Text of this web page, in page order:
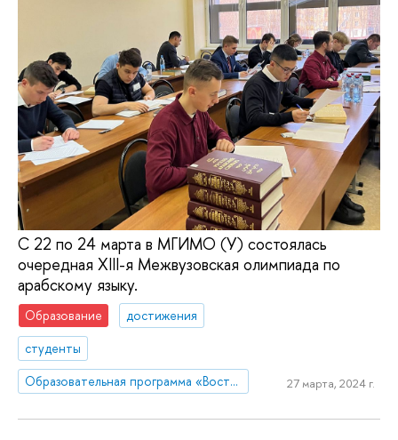
С 22 по 24 марта в МГИМО (У) состоялась
очередная XIII-я Межвузовская олимпиада по
арабскому языку.
Образование
достижения
студенты
Образовательная программа «Востоковедение»
27 марта, 2024 г.